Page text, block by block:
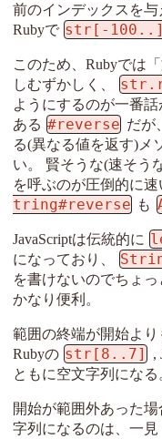
前のインデックスを与
Rubyで str[-
このため、Rubyでは
しむずかしく、
ようにするのが一番
ある #reverse だが
る(異なる値を返す)メ
い。 賢そうな(速そう
を呼ぶのが圧倒的に
tring#reverse も
JavaScriptは伝統的に
になっており、
を書けないのでちょ
かなり便利。
範囲の終端が開始より
Rubyの str[8..7] ,
ともに空文字列になる
開始が範囲外あった場
字列になるのは、一